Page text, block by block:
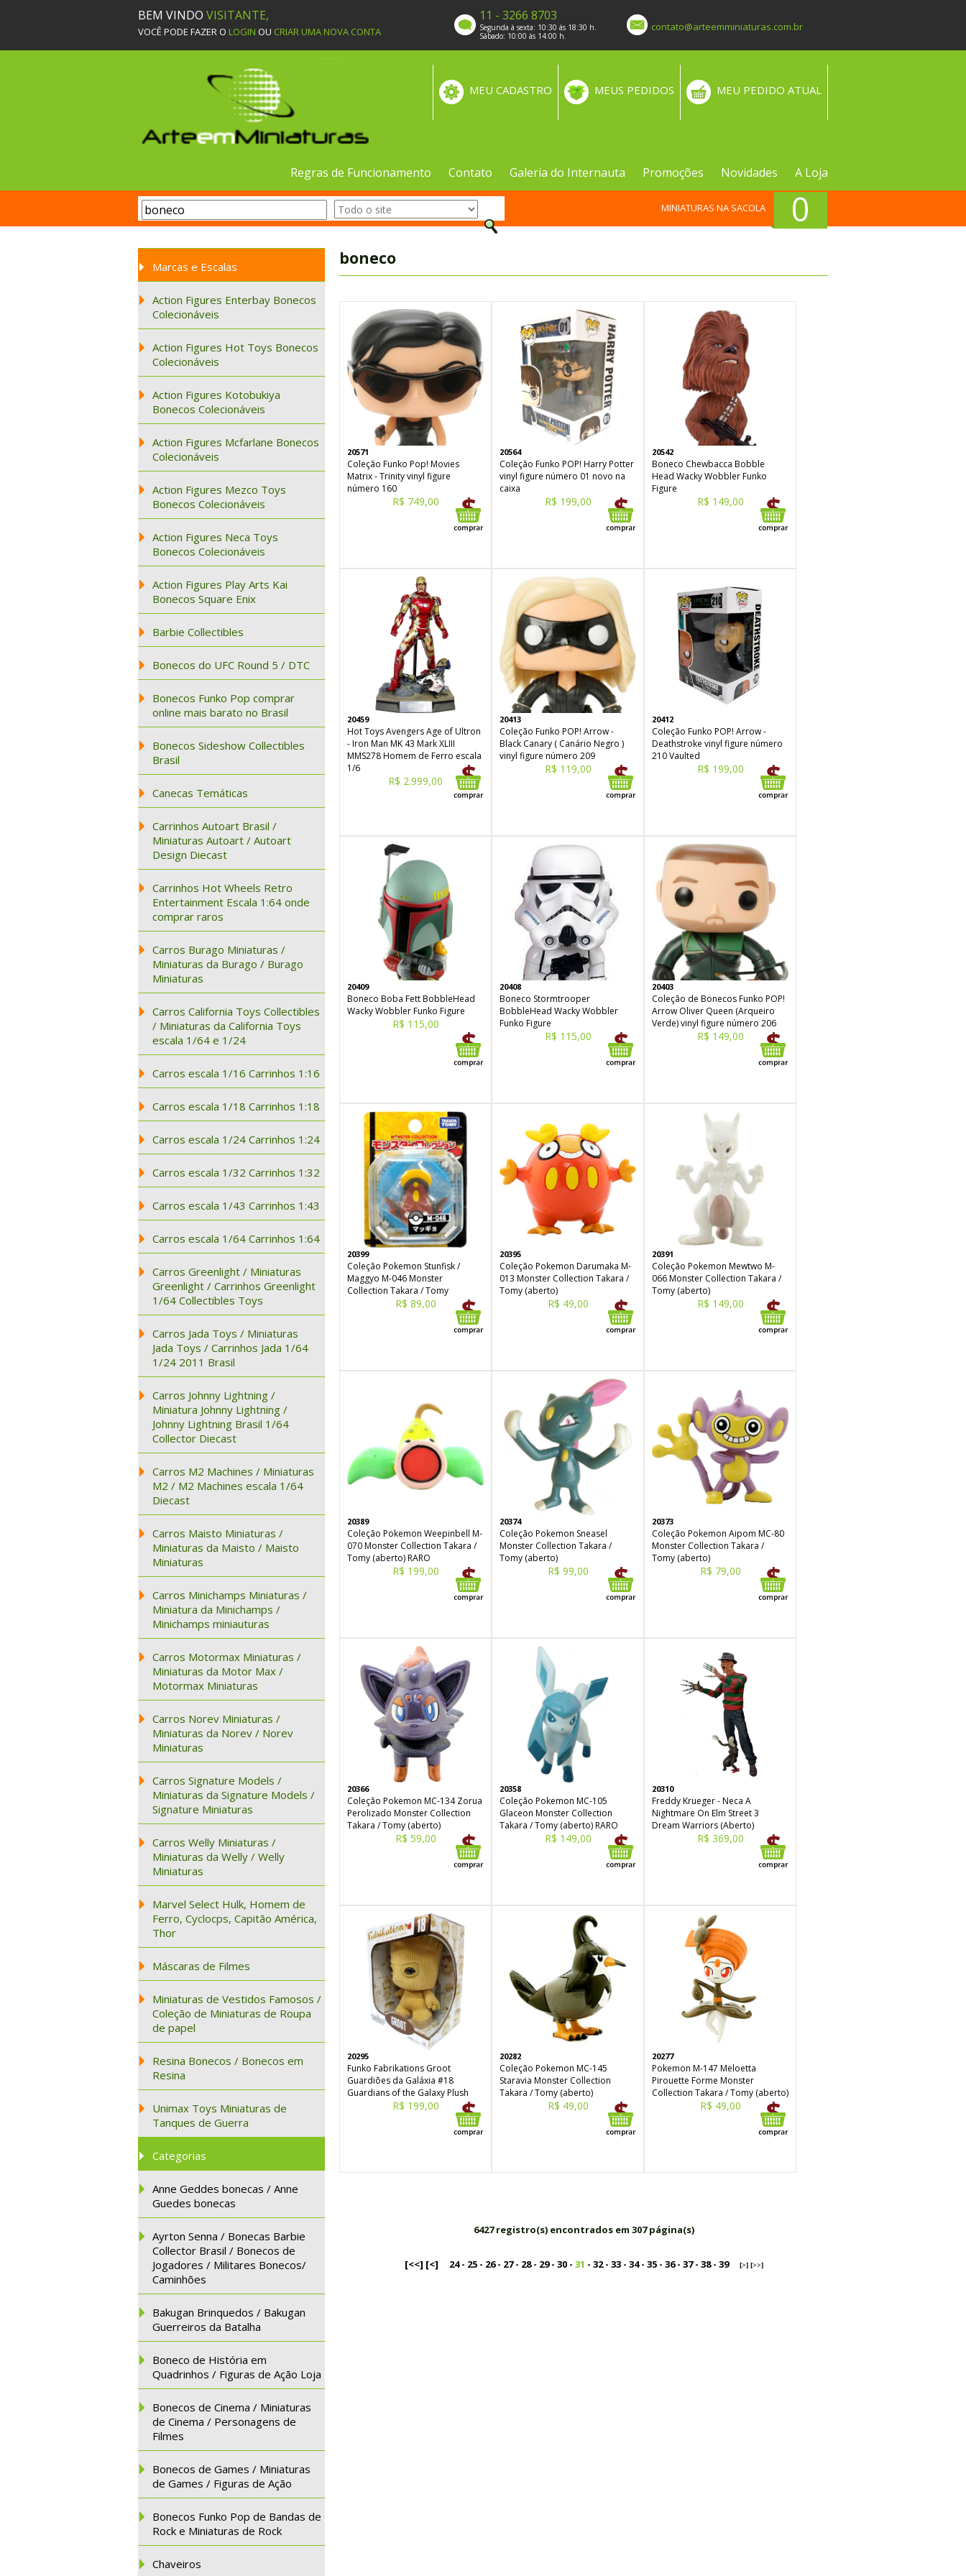
BEM VINDO VISITANTE,
VOCÊ PODE FAZER O LOGIN OU CRIAR UMA NOVA CONTA
11 - 3266 8703
Segunda à sexta: 10:30 às 18:30 h.
Sábado: 10:00 às 14:00 h.
contato@arteemminiaturas.com.br
MEU PEDIDO ATUAL
MEUS PEDIDOS
MEU CADASTRO
Regras de Funcionamento Contato Galeria do Internauta Promoções Novidades A Loja
0
MINIATURAS NA SACOLA
Marcas e Escalas
Action Figures Enterbay Bonecos
Colecionáveis
Action Figures Hot Toys Bonecos
Colecionáveis
Action Figures Kotobukiya
Bonecos Colecionáveis
Action Figures Mcfarlane Bonecos
Colecionáveis
Action Figures Mezco Toys
Bonecos Colecionáveis
Action Figures Neca Toys
Bonecos Colecionáveis
Action Figures Play Arts Kai
Bonecos Square Enix
Barbie Collectibles
Bonecos do UFC Round 5 / DTC
Bonecos Funko Pop comprar
online mais barato no Brasil
Bonecos Sideshow Collectibles
Brasil
Canecas Temáticas
Carrinhos Autoart Brasil /
Miniaturas Autoart / Autoart
Design Diecast
Carrinhos Hot Wheels Retro
Entertainment Escala 1:64 onde
comprar raros
Carros Burago Miniaturas /
Miniaturas da Burago / Burago
Miniaturas
Carros California Toys Collectibles
/ Miniaturas da California Toys
escala 1/64 e 1/24
Carros escala 1/16 Carrinhos 1:16
Carros escala 1/18 Carrinhos 1:18
Carros escala 1/24 Carrinhos 1:24
Carros escala 1/32 Carrinhos 1:32
Carros escala 1/43 Carrinhos 1:43
Carros escala 1/64 Carrinhos 1:64
Carros Greenlight / Miniaturas
Greenlight / Carrinhos Greenlight
1/64 Collectibles Toys
Carros Jada Toys / Miniaturas
Jada Toys / Carrinhos Jada 1/64
1/24 2011 Brasil
Carros Johnny Lightning /
Miniatura Johnny Lightning /
Johnny Lightning Brasil 1/64
Collector Diecast
Carros M2 Machines / Miniaturas
M2 / M2 Machines escala 1/64
Diecast
Carros Maisto Miniaturas /
Miniaturas da Maisto / Maisto
Miniaturas
Carros Minichamps Miniaturas /
Miniatura da Minichamps /
Minichamps miniauturas
Carros Motormax Miniaturas /
Miniaturas da Motor Max /
Motormax Miniaturas
Carros Norev Miniaturas /
Miniaturas da Norev / Norev
Miniaturas
Carros Signature Models /
Miniaturas da Signature Models /
Signature Miniaturas
Carros Welly Miniaturas /
Miniaturas da Welly / Welly
Miniaturas
Marvel Select Hulk, Homem de
Ferro, Cyclocps, Capitão América,
Thor
Máscaras de Filmes
Miniaturas de Vestidos Famosos /
Coleção de Miniaturas de Roupa
de papel
Resina Bonecos / Bonecos em
Resina
Unimax Toys Miniaturas de
Tanques de Guerra
Categorias
Anne Geddes bonecas / Anne
Guedes bonecas
Ayrton Senna / Bonecas Barbie
Collector Brasil / Bonecos de
Jogadores / Militares Bonecos/
Caminhões
Bakugan Brinquedos / Bakugan
Guerreiros da Batalha
Boneco de História em
Quadrinhos / Figuras de Ação Loja
Bonecos de Cinema / Miniaturas
de Cinema / Personagens de
Filmes
Bonecos de Games / Miniaturas
de Games / Figuras de Ação
Bonecos Funko Pop de Bandas de
Rock e Miniaturas de Rock
Chaveiros
boneco
20571
Coleção Funko Pop! Movies
Matrix - Trinity vinyl figure
número 160
R$ 749,00
20564
Coleção Funko POP! Harry Potter
vinyl figure número 01 novo na
caixa
R$ 199,00
20542
Boneco Chewbacca Bobble
Head Wacky Wobbler Funko
Figure
R$ 149,00
20459
Hot Toys Avengers Age of Ultron
- Iron Man MK 43 Mark XLIII
MMS278 Homem de Ferro escala
1/6
R$ 2.999,00
20413
Coleção Funko POP! Arrow -
Black Canary ( Canário Negro )
vinyl figure número 209
R$ 119,00
20412
Coleção Funko POP! Arrow -
Deathstroke vinyl figure número
210 Vaulted
R$ 199,00
20409
Boneco Boba Fett BobbleHead
Wacky Wobbler Funko Figure
R$ 115,00
20408
Boneco Stormtrooper
BobbleHead Wacky Wobbler
Funko Figure
R$ 115,00
20403
Coleção de Bonecos Funko POP!
Arrow Oliver Queen (Arqueiro
Verde) vinyl figure número 206
R$ 149,00
20399
Coleção Pokemon Stunfisk /
Maggyo M-046 Monster
Collection Takara / Tomy
R$ 89,00
20395
Coleção Pokemon Darumaka M-
013 Monster Collection Takara /
Tomy (aberto)
R$ 49,00
20391
Coleção Pokemon Mewtwo M-
066 Monster Collection Takara /
Tomy (aberto)
R$ 149,00
20389
Coleção Pokemon Weepinbell M-
070 Monster Collection Takara /
Tomy (aberto) RARO
R$ 199,00
20374
Coleção Pokemon Sneasel
Monster Collection Takara /
Tomy (aberto)
R$ 99,00
20373
Coleção Pokemon Aipom MC-80
Monster Collection Takara /
Tomy (aberto)
R$ 79,00
20366
Coleção Pokemon MC-134 Zorua
Perolizado Monster Collection
Takara / Tomy (aberto)
R$ 59,00
20358
Coleção Pokemon MC-105
Glaceon Monster Collection
Takara / Tomy (aberto) RARO
R$ 149,00
20310
Freddy Krueger - Neca A
Nightmare On Elm Street 3
Dream Warriors (Aberto)
R$ 369,00
20295
Funko Fabrikations Groot
Guardiões da Galáxia #18
Guardians of the Galaxy Plush
R$ 199,00
20282
Coleção Pokemon MC-145
Staravia Monster Collection
Takara / Tomy (aberto)
R$ 49,00
20277
Pokemon M-147 Meloetta
Pirouette Forme Monster
Collection Takara / Tomy (aberto)
R$ 49,00
6427 registro(s) encontrados em 307 página(s)
[<<] [<] 24 - 25 - 26 - 27 - 28 - 29 - 30 - 31 - 32 - 33 - 34 - 35 - 36 - 37 - 38 - 39 [>] [>>]